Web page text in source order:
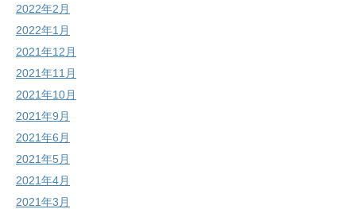
2022年2月
2022年1月
2021年12月
2021年11月
2021年10月
2021年9月
2021年6月
2021年5月
2021年4月
2021年3月